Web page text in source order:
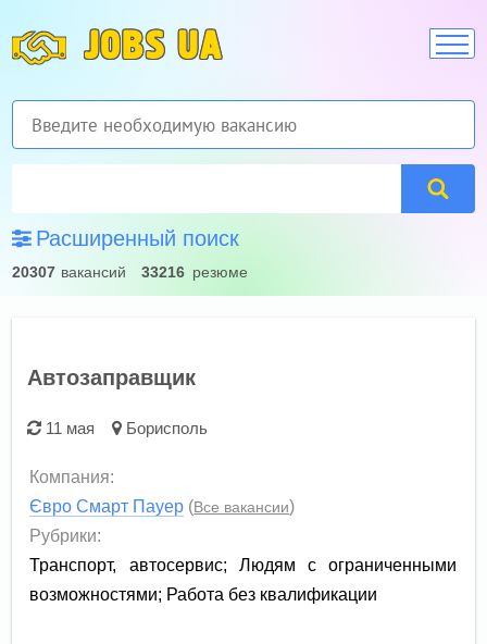
JOBS UA
Расширенный поиск
20307 вакансий 33216 резюме
Автозаправщик
11 мая Борисполь
Компания:
Євро Смарт Пауер (Все вакансии)
Рубрики:
Транспорт, автосервис; Людям с ограниченными
возможностями; Работа без квалификации